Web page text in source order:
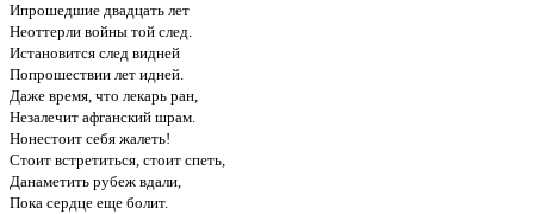
Ипрошедшие двадцать лет
Неоттерли войны той след.
Истановится след видней
Попрошествии лет идней.
Даже время, что лекарь ран,
Незалечит афганский шрам.
Нонестоит себя жалеть!
Стоит встретиться, стоит спеть,
Данаметить рубеж вдали,
Пока сердце еще болит.